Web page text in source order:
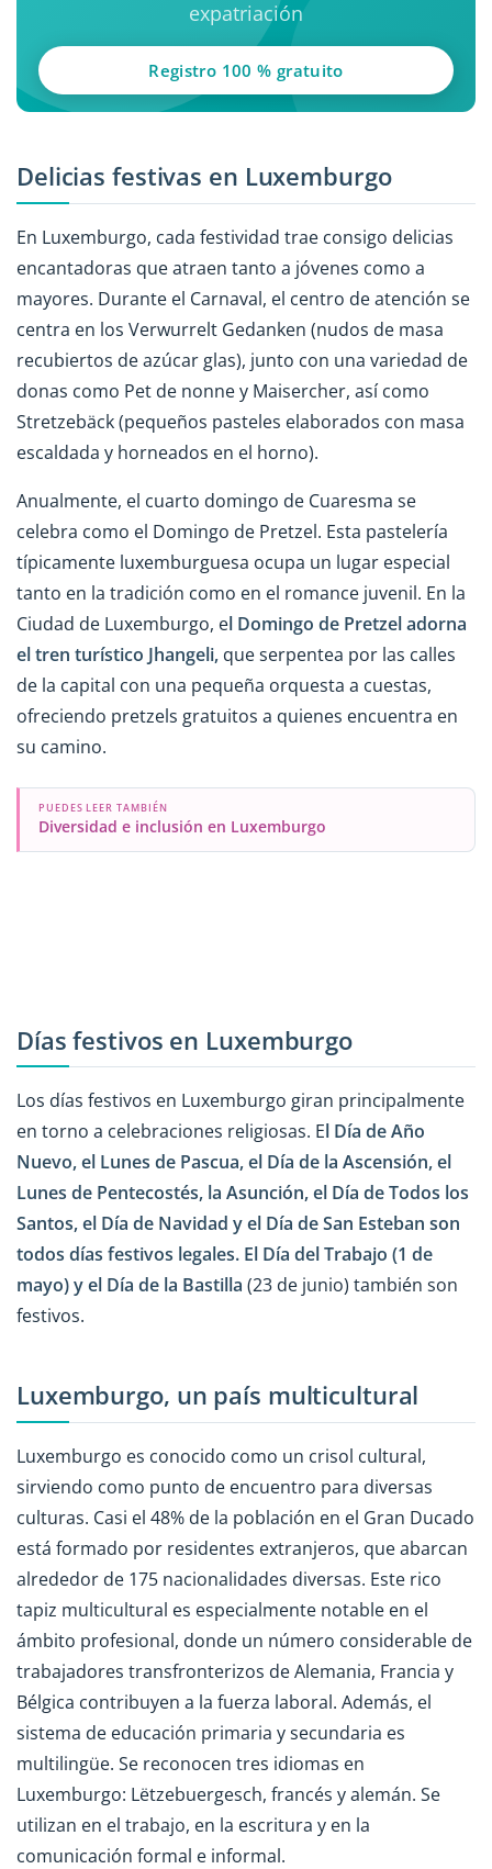
expatriación
Registro 100 % gratuito
Delicias festivas en Luxemburgo
En Luxemburgo, cada festividad trae consigo delicias
encantadoras que atraen tanto a jóvenes como a
mayores. Durante el Carnaval, el centro de atención se
centra en los Verwurrelt Gedanken (nudos de masa
recubiertos de azúcar glas), junto con una variedad de
donas como Pet de nonne y Maisercher, así como
Stretzebäck (pequeños pasteles elaborados con masa
escaldada y horneados en el horno).
Anualmente, el cuarto domingo de Cuaresma se
celebra como el Domingo de Pretzel. Esta pastelería
típicamente luxemburguesa ocupa un lugar especial
tanto en la tradición como en el romance juvenil. En la
Ciudad de Luxemburgo, el Domingo de Pretzel adorna
el tren turístico Jhangeli, que serpentea por las calles
de la capital con una pequeña orquesta a cuestas,
ofreciendo pretzels gratuitos a quienes encuentra en
su camino.
PUEDES LEER TAMBIÉN
Diversidad e inclusión en Luxemburgo
Días festivos en Luxemburgo
Los días festivos en Luxemburgo giran principalmente
en torno a celebraciones religiosas. El Día de Año
Nuevo, el Lunes de Pascua, el Día de la Ascensión, el
Lunes de Pentecostés, la Asunción, el Día de Todos los
Santos, el Día de Navidad y el Día de San Esteban son
todos días festivos legales. El Día del Trabajo (1 de
mayo) y el Día de la Bastilla (23 de junio) también son
festivos.
Luxemburgo, un país multicultural
Luxemburgo es conocido como un crisol cultural,
sirviendo como punto de encuentro para diversas
culturas. Casi el 48% de la población en el Gran Ducado
está formado por residentes extranjeros, que abarcan
alrededor de 175 nacionalidades diversas. Este rico
tapiz multicultural es especialmente notable en el
ámbito profesional, donde un número considerable de
trabajadores transfronterizos de Alemania, Francia y
Bélgica contribuyen a la fuerza laboral. Además, el
sistema de educación primaria y secundaria es
multilingüe. Se reconocen tres idiomas en
Luxemburgo: Lëtzebuergesch, francés y alemán. Se
utilizan en el trabajo, en la escritura y en la
comunicación formal e informal.